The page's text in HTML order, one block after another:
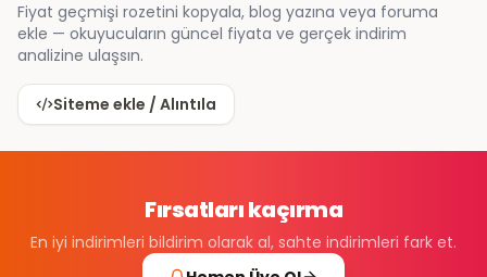
Fiyat geçmişi rozetini kopyala, blog yazına veya foruma
ekle — okuyucuların güncel fiyata ve gerçek indirim
analizine ulaşsın.
Siteme ekle / Alıntıla
Fırsatları kaçırma
En iyi indirimleri bildirim olarak al, sahte indirimleri fark et.